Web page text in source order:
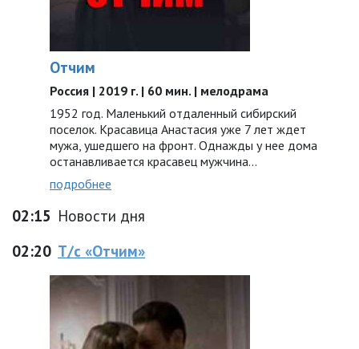
Отчим
Россия | 2019 г. | 60 мин. | мелодрама
1952 год. Маленький отдаленный сибирский
поселок. Красавица Анастасия уже 7 лет ждет
мужа, ушедшего на фронт. Однажды у нее дома
останавливается красавец мужчина…
подробнее
02:15 Новости дня
02:20 Т/с «Отчим»